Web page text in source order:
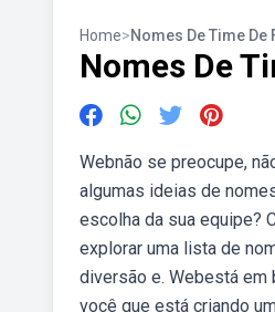
Home>Nomes De Time
Nomes De
Webnão se preocupe,
algumas ideias de
escolha da sua equipe?
explorar uma lista de
diversão e. Webestá
você que está criando